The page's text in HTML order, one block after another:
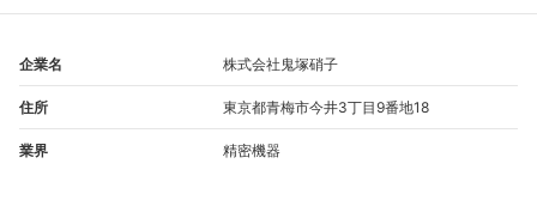
企業名 株式会社鬼塚硝子
住所 東京都青梅市今井3丁目9番地18
業界 精密機器